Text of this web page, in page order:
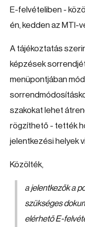
E-felvételiben -
én, kedden az MTI-
A tájékoztatás
képzések
menüpontjában
szakokat lehet
rögzíthető - tették
jelentkezési helyek
Közölték,
a jelentkezők a
szükséges
elérhető E-